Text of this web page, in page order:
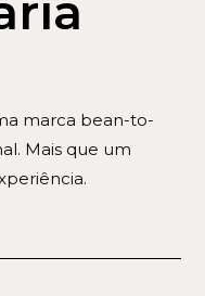
marca bean-to-
Mais que um